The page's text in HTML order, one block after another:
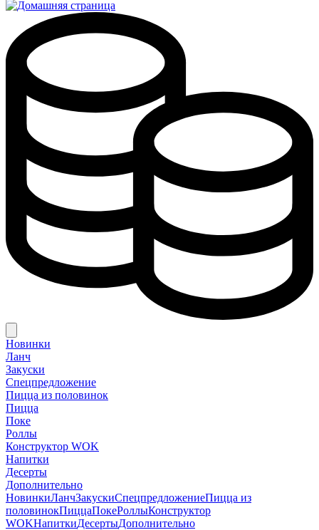
Новинки
Ланч
Закуски
Спецпредложение
Пицца из половинок
Пицца
Поке
Роллы
Конструктор WOK
Напитки
Десерты
Дополнительно
НовинкиЛанчЗакускиСпецпредложениеПицца из
половинокПиццаПокеРоллыКонструктор
WOKНапиткиДесертыДополнительно